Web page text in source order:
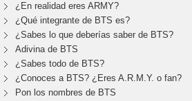
¿En realidad eres ARMY?
¿Qué integrante de BTS es?
¿Sabes lo que deberías saber de BTS?
Adivina de BTS
¿Sabes todo de BTS?
¿Conoces a BTS? ¿Eres A.R.M.Y. o fan?
Pon los nombres de BTS